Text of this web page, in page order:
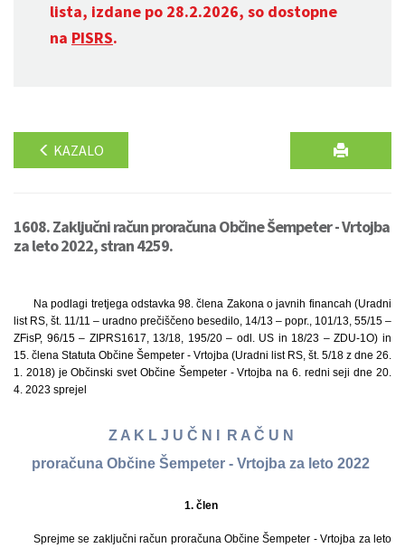
lista, izdane po 28.2.2026, so dostopne
na PISRS.
KAZALO
1608. Zaključni račun proračuna Občine Šempeter - Vrtojba
za leto 2022, stran 4259.
Na podlagi tretjega odstavka 98. člena Zakona o javnih financah (Uradni
list RS, št. 11/11 – uradno prečiščeno besedilo, 14/13 – popr., 101/13, 55/15 –
ZFisP, 96/15 – ZIPRS1617, 13/18, 195/20 – odl. US in 18/23 – ZDU-1O) in
15. člena Statuta Občine Šempeter - Vrtojba (Uradni list RS, št. 5/18 z dne 26.
1. 2018) je Občinski svet Občine Šempeter - Vrtojba na 6. redni seji dne 20.
4. 2023 sprejel
Z A K L J U Č N I R A Č U N
proračuna Občine Šempeter - Vrtojba za leto 2022
1. člen
Sprejme se zaključni račun proračuna Občine Šempeter - Vrtojba za leto